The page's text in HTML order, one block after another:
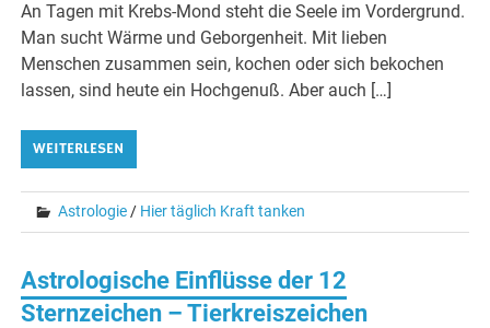
An Tagen mit Krebs-Mond steht die Seele im Vordergrund.
Man sucht Wärme und Geborgenheit. Mit lieben
Menschen zusammen sein, kochen oder sich bekochen
lassen, sind heute ein Hochgenuß. Aber auch […]
WEITERLESEN
Astrologie / Hier täglich Kraft tanken
Astrologische Einflüsse der 12
Sternzeichen – Tierkreiszeichen